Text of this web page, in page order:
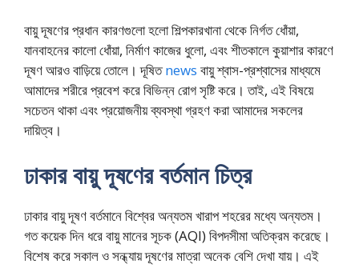
বায়ু দূষণের প্রধান কারণগুলো হলো শিল্পকারখানা থেকে নির্গত ধোঁয়া,
যানবাহনের কালো ধোঁয়া, নির্মাণ কাজের ধুলো, এবং শীতকালে কুয়াশার কারণে
দূষণ আরও বাড়িয়ে তোলে। দূষিতnews বায়ু শ্বাস-প্রশ্বাসের মাধ্যমে
আমাদের শরীরে প্রবেশ করে বিভিন্ন রোগ সৃষ্টি করে। তাই, এই বিষয়ে
সচেতন থাকা এবং প্রয়োজনীয় ব্যবস্থা গ্রহণ করা আমাদের সকলের
দায়িত্ব।
ঢাকার বায়ু দূষণের বর্তমান চিত্র
ঢাকার বায়ু দূষণ বর্তমানে বিশ্বের অন্যতম খারাপ শহরের মধ্যে অন্যতম।
গত কয়েক দিন ধরে বায়ু মানের সূচক (AQI) বিপদসীমা অতিক্রম করেছে।
বিশেষ করে সকাল ও সন্ধ্যায় দূষণের মাত্রা অনেক বেশি দেখা যায়। এই